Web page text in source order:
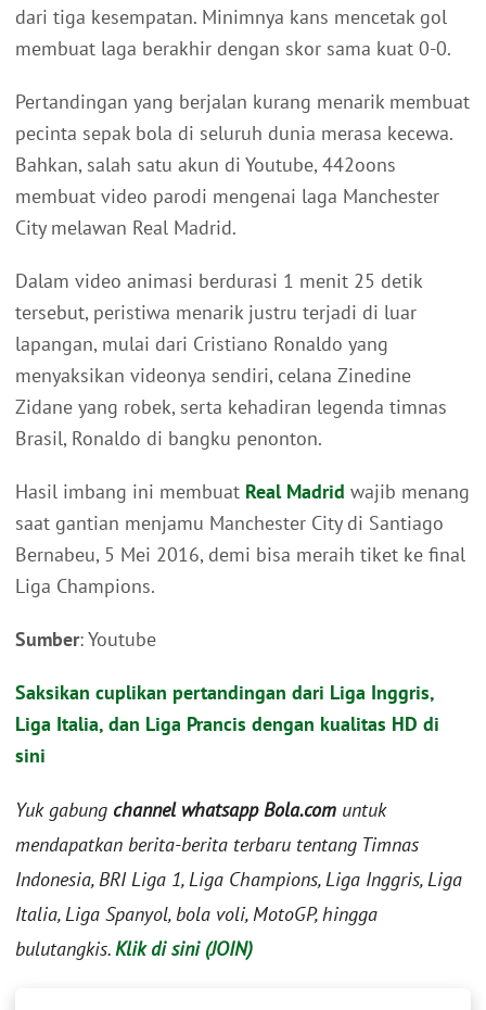
dari tiga kesempatan. Minimnya kans mencetak gol
membuat laga berakhir dengan skor sama kuat 0-0.
Pertandingan yang berjalan kurang menarik membuat
pecinta sepak bola di seluruh dunia merasa kecewa.
Bahkan, salah satu akun di Youtube, 442oons
membuat video parodi mengenai laga Manchester
City melawan Real Madrid.
Dalam video animasi berdurasi 1 menit 25 detik
tersebut, peristiwa menarik justru terjadi di luar
lapangan, mulai dari Cristiano Ronaldo yang
menyaksikan videonya sendiri, celana Zinedine
Zidane yang robek, serta kehadiran legenda timnas
Brasil, Ronaldo di bangku penonton.
Hasil imbang ini membuat Real Madrid wajib menang
saat gantian menjamu Manchester City di Santiago
Bernabeu, 5 Mei 2016, demi bisa meraih tiket ke final
Liga Champions.
Sumber: Youtube
Saksikan cuplikan pertandingan dari Liga Inggris,
Liga Italia, dan Liga Prancis dengan kualitas HD di
sini
Yuk gabung channel whatsapp Bola.com untuk
mendapatkan berita-berita terbaru tentang Timnas
Indonesia, BRI Liga 1, Liga Champions, Liga Inggris, Liga
Italia, Liga Spanyol, bola voli, MotoGP, hingga
bulutangkis.Klik di sini (JOIN)